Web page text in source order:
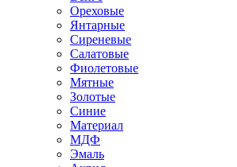
Ореховые
Янтарные
Сиреневые
Салатовые
Фиолетовые
Мятные
Золотые
Синие
Материал
МДФ
Эмаль